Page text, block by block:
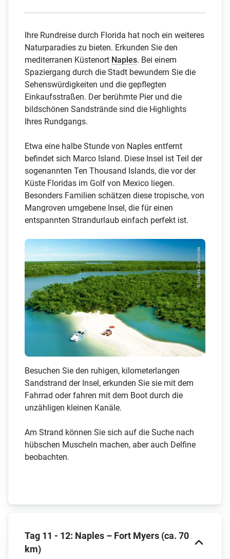
Ihre Rundreise durch Florida hat noch ein weiteres
Naturparadies zu bieten. Erkunden Sie den
mediterranen Küstenort Naples. Bei einem
Spaziergang durch die Stadt bewundern Sie die
Sehenswürdigkeiten und die gepflegten
Einkaufsstraßen. Der berühmte Pier und die
bildschönen Sandstrände sind die Highlights
Ihres Rundgangs.
Etwa eine halbe Stunde von Naples entfernt
befindet sich Marco Island. Diese Insel ist Teil der
sogenannten Ten Thousand Islands, die vor der
Küste Floridas im Golf von Mexico liegen.
Besonders Familien schätzen diese tropische, von
Mangroven umgebene Insel, die für einen
entspannten Strandurlaub einfach perfekt ist.
© Naples Diamonde
Besuchen Sie den ruhigen, kilometerlangen
Sandstrand der Insel, erkunden Sie sie mit dem
Fahrrad oder fahren mit dem Boot durch die
unzähligen kleinen Kanäle.
Am Strand können Sie sich auf die Suche nach
hübschen Muscheln machen, aber auch Delfine
beobachten.
Tag 11 - 12: Naples – Fort Myers (ca. 70
km)